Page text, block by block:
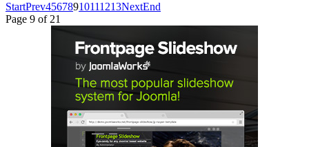
StartPrev45678910111213NextEnd
Page 9 of 21